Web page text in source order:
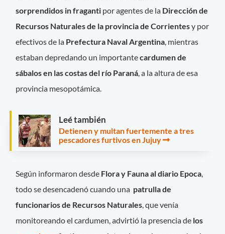
sorprendidos in fraganti por agentes de la Dirección de
Recursos Naturales de la provincia de Corrientesy por
efectivos de la Prefectura Naval Argentina , mientras
estaban depredando un importantecardumen de
sábalos en las costas del río Paraná , a la altura de esa
provincia mesopotámica.
Leé también
Detienen y multan fuertemente a tres
pescadores furtivos en Jujuy
Según informaron desde Flora y Fauna al diario Epoca,
todo se desencadenó cuando una patrulla de
funcionarios de Recursos Naturales, que venía
monitoreando el cardumen, advirtió la presencia de los